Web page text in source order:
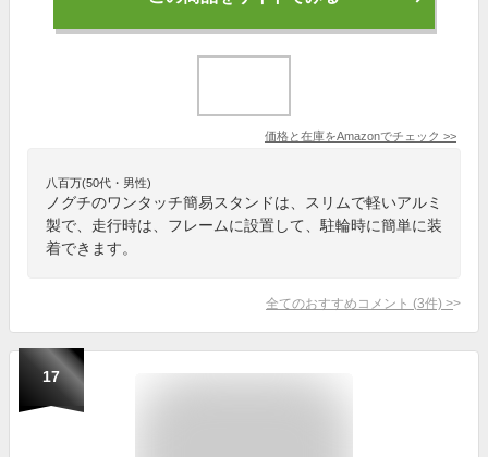
価格と在庫をAmazonでチェック >>
八百万(50代・男性)
ノグチのワンタッチ簡易スタンドは、スリムで軽いアルミ
製で、走行時は、フレームに設置して、駐輪時に簡単に装
着できます。
全てのおすすめコメント (3件) >
17